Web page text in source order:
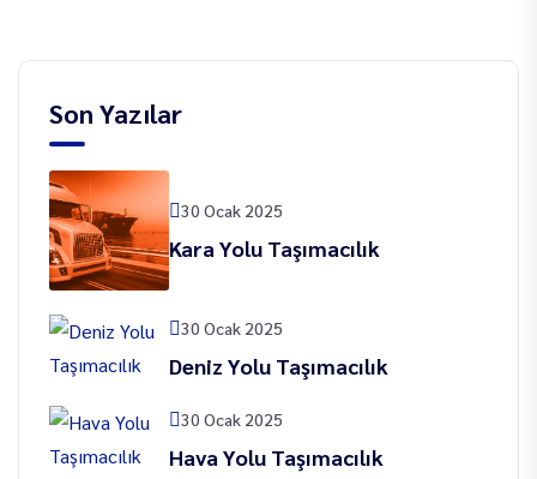
Son Yazılar
30 Ocak 2025
Kara Yolu Taşımacılık
30 Ocak 2025
Deniz Yolu Taşımacılık
30 Ocak 2025
Hava Yolu Taşımacılık